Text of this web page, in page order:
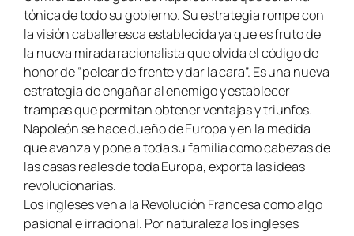
tónica de todo su gobierno. Su estrategia rompe con
la visión caballeresca establecida ya que es fruto de
la nueva mirada racionalista que olvida el código de
honor de “pelear de frente y dar la cara”. Es una nueva
estrategia de engañar al enemigo y establecer
trampas que permitan obtener ventajas y triunfos.
Napoleón se hace dueño de Europa y en la medida
que avanza y pone a toda su familia como cabezas de
las casas reales de toda Europa, exporta las ideas
revolucionarias.
Los ingleses ven a la Revolución Francesa como algo
pasional e irracional. Por naturaleza los ingleses